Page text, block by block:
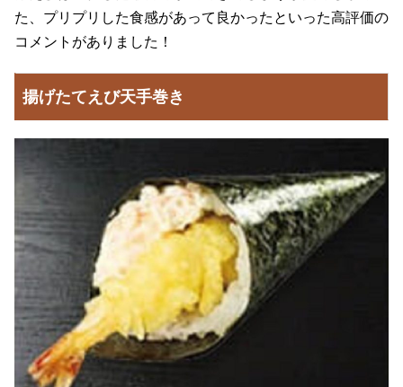
た、プリプリした食感があって良かったといった高評価の
コメントがありました！
揚げたてえび天手巻き